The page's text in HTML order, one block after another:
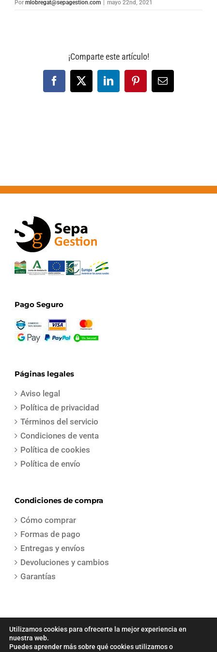
Por mlobregat@sepagestion.com | mayo 22nd, 2021
¡Comparte este artículo!
Facebook
X LinkedInPinterestCorreo
electrónico
Pago Seguro
Páginas legales
Aviso legal
Política de privacidad
Términos del servicio
Condiciones de venta
Política de cookies
Política de envío
Condiciones de compra
Cómo comprar
Formas de pago
Entregas y envíos
Devoluciones y cambios
Garantías
COPYRIGHT 2021 | Todos los derechos reservados | Creado por
Utilizamos cookies para ofrecerte la mejor experiencia en
nuestra web.
Puedes aprender más sobre qué cookies utilizamos o